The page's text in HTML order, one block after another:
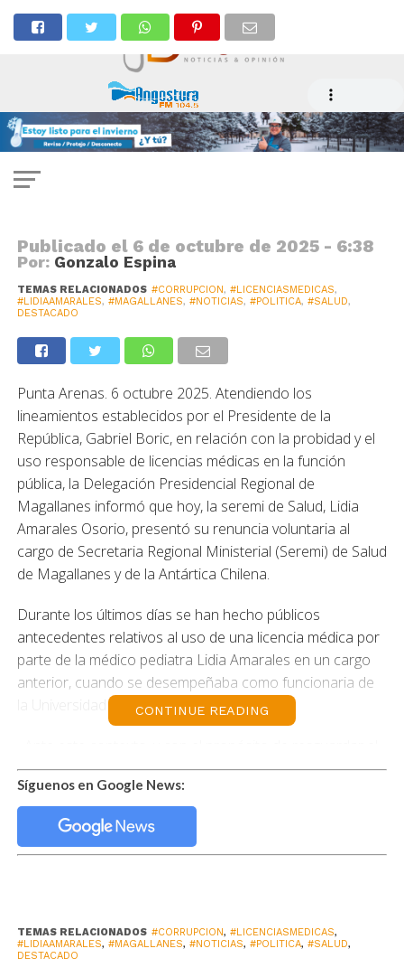
POLÍTICA
Tras polémica por licencia médica
deja el cargo seremi de Salud
Publicado el 6 de octubre de 2025 - 6:38
Por: Gonzalo Espina
TEMAS RELACIONADOS #CORRUPCION, #LICENCIASMEDICAS,
#LIDIAAMARALES, #MAGALLANES, #NOTICIAS, #POLITICA, #SALUD,
DESTACADO
Punta Arenas. 6 octubre 2025. Atendiendo los
lineamientos establecidos por el Presidente de la
República, Gabriel Boric, en relación con la probidad y el
uso responsable de licencias médicas en la función
pública, la Delegación Presidencial Regional de
Magallanes informó que hoy, la seremi de Salud, Lidia
Amarales Osorio, presentó su renuncia voluntaria al
cargo de Secretaria Regional Ministerial (Seremi) de Salud
de Magallanes y de la Antártica Chilena.
Durante los últimos días se han hecho públicos
antecedentes relativos al uso de una licencia médica por
parte de la médico pediatra Lidia Amarales en un cargo
anterior, cuando se desempeñaba como funcionaria de
la Universidad de Magallanes.
buen funcionamiento institucional y la confianza pública,
la autoridad decidió poner su cargo a disposición»,
señalaron desde la Delegación Presidencial Regional.
A partir de hoy, Eduardo Castillo Vera, profesional de la
«Como Delegación Presidencial Regional, reiteramos
CONTINUE READING
Síguenos en Google News:
TEMAS RELACIONADOS #CORRUPCION, #LICENCIASMEDICAS,
#LIDIAAMARALES, #MAGALLANES, #NOTICIAS, #POLITICA, #SALUD,
DESTACADO